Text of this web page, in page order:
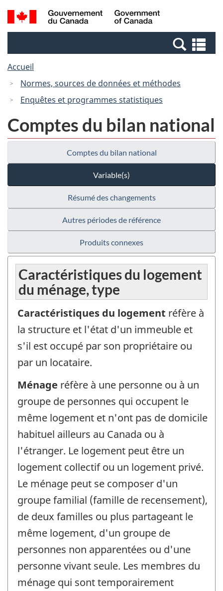
Passer
au
Passer
à
Canada
Recherche
et
et
Accueil
Normes, sources de données et méthodes
Enquêtes et programmes statistiques
Comptes du bilan national
Comptes du bilan national
Variable(s)
Résumé des changements
Autres périodes de référence
Produits connexes
Caractéristiques du logement
du ménage, type
Caractéristiques du logement réfère à
la structure et l'état d'un immeuble et
s'il est occupé par son propriétaire ou
par un locataire.
Ménage réfère à une personne ou à un
groupe de personnes qui occupent le
même logement et n'ont pas de domicile
habituel ailleurs au Canada ou à
l'étranger. Le logement peut être un
logement collectif ou un logement privé.
Le ménage peut se composer d'un
groupe familial (famille de recensement),
de deux familles ou plus partageant le
même logement, d'un groupe de
personnes non apparentées ou d'une
personne vivant seule. Les membres du
ménage qui sont temporairement